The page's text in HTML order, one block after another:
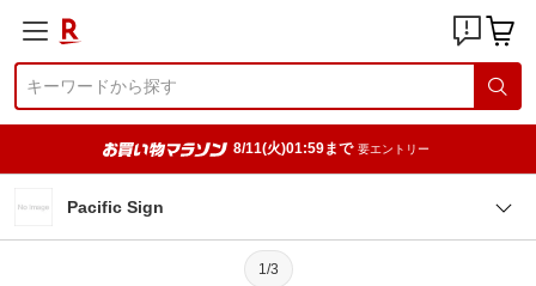
8/11(火)01:59まで 要エントリー
Pacific Sign
1/3